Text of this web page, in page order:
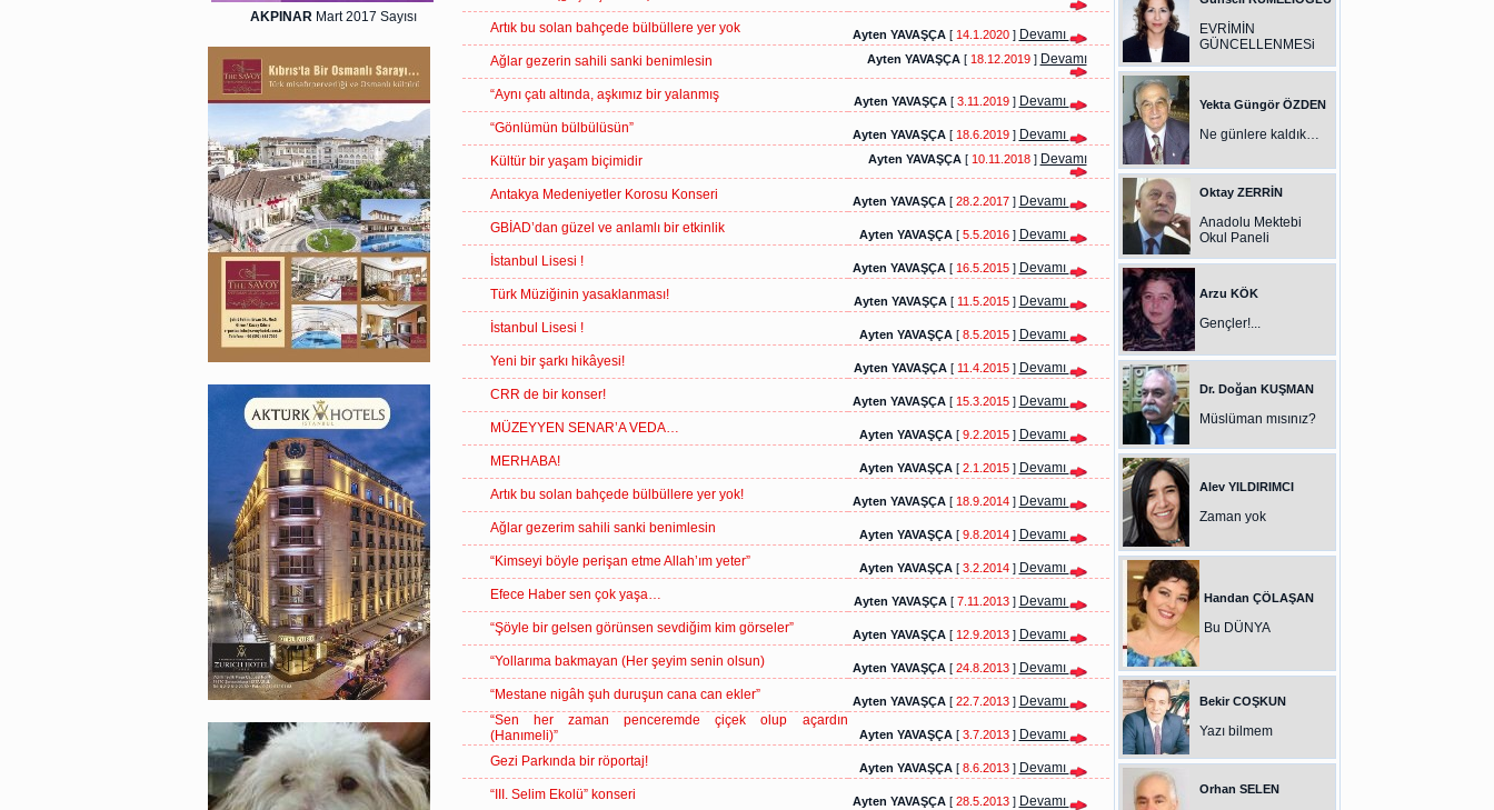
AKPINAR Mart 2017 Sayısı
Artık bu solan bahçede bülbüllere yer yok Ayten YAVAŞÇA[14.1.2020 ] Devamı
Ağlar gezerin sahili sanki benimlesin
Ayten YAVAŞÇA[18.12.2019 ] Devamı
“Aynı çatı altında, aşkımız bir yalanmış Ayten YAVAŞÇA[3.11.2019 ] Devamı
“Gönlümün bülbülüsün”
Ayten YAVAŞÇA[18.6.2019 ] Devamı
Kültür bir yaşam biçimidir
Ayten YAVAŞÇA[10.11.2018 ] Devamı
Antakya Medeniyetler Korosu Konseri Ayten YAVAŞÇA[28.2.2017 ] Devamı
GBİAD’dan güzel ve anlamlı bir etkinlik
Ayten YAVAŞÇA[5.5.2016 ] Devamı
İstanbul Lisesi !
Ayten YAVAŞÇA[16.5.2015 ] Devamı
Türk Müziğinin yasaklanması!
Ayten YAVAŞÇA[11.5.2015 ] Devamı
İstanbul Lisesi !
Ayten YAVAŞÇA[8.5.2015 ] Devamı
Yeni bir şarkı hikâyesi!
Ayten YAVAŞÇA[11.4.2015 ] Devamı
CRR de bir konser!
Ayten YAVAŞÇA[15.3.2015 ] Devamı
MÜZEYYEN SENAR’A VEDA…
Ayten YAVAŞÇA[9.2.2015 ] Devamı
MERHABA!
Ayten YAVAŞÇA[2.1.2015 ] Devamı
Artık bu solan bahçede bülbüllere yer yok!
Ayten YAVAŞÇA[18.9.2014 ] Devamı
Ağlar gezerim sahili sanki benimlesin
Ayten YAVAŞÇA[9.8.2014 ] Devamı
“Kimseyi böyle perişan etme Allah’ım yeter”
Ayten YAVAŞÇA[3.2.2014 ] Devamı
Efece Haber sen çok yaşa…
Ayten YAVAŞÇA[7.11.2013 ] Devamı
“Şöyle bir gelsen görünsen sevdiğim kim görseler”
Ayten YAVAŞÇA[12.9.2013 ] Devamı
“Yollarıma bakmayan (Her şeyim senin olsun)
Ayten YAVAŞÇA[24.8.2013 ] Devamı
“Mestane nigâh şuh duruşun cana can ekler”
Ayten YAVAŞÇA[22.7.2013 ] Devamı
“Sen her zaman penceremde çiçek olup açardın
(Hanımeli)”
Ayten YAVAŞÇA[3.7.2013 ] Devamı
Gezi Parkında bir röportaj!
Ayten YAVAŞÇA[8.6.2013 ] Devamı
“III. Selim Ekolü” konseri
Ayten YAVAŞÇA[28.5.2013 ] Devamı
EVRİMİN
GÜNCELLENMESi
Yekta Güngör ÖZDEN
Ne günlere kaldık…
Oktay ZERRİN
Anadolu Mektebi
Okul Paneli
Arzu KÖK
Gençler!...
Dr. Doğan KUŞMAN
Müslüman mısınız?
Alev YILDIRIMCI
Zaman yok
Handan ÇÖLAŞAN
Bu DÜNYA
Bekir COŞKUN
Yazı bilmem
Orhan SELEN